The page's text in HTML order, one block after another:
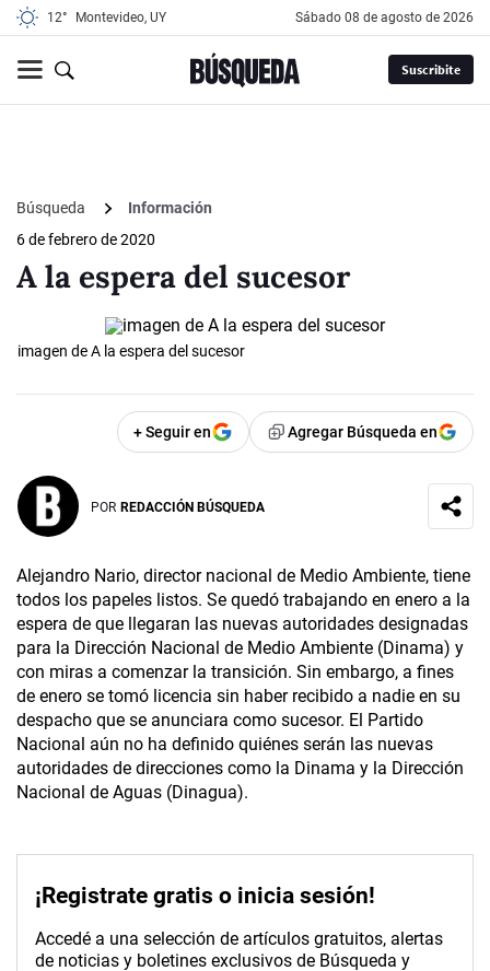
12° Montevideo, UY sábado 08 de agosto de 2026
Suscribite
Búsqueda
Información
6 de febrero de 2020
A la espera del sucesor
imagen de A la espera del sucesor
+ Seguir en Agregar Búsqueda en
POR REDACCIÓN BÚSQUEDA
Alejandro Nario, director nacional de Medio Ambiente, tiene
todos los papeles listos. Se quedó trabajando en enero a la
espera de que llegaran las nuevas autoridades designadas
para la Dirección Nacional de Medio Ambiente (Dinama) y
con miras a comenzar la transición. Sin embargo, a fines
de enero se tomó licencia sin haber recibido a nadie en su
despacho que se anunciara como sucesor. El Partido
Nacional aún no ha definido quiénes serán las nuevas
autoridades de direcciones como la Dinama y la Dirección
Nacional de Aguas (Dinagua).
¡Registrate gratis o inicia sesión!
Accedé a una selección de artículos gratuitos, alertas
de noticias y boletines exclusivos de Búsqueda y